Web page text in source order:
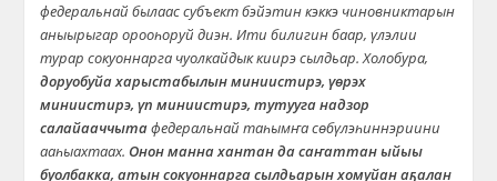
федеральнай былаас субъект бэйэтин кэккэ чиновниктарын
аныырыгар орооһоруй диэн. Ити билигин баар, үлэлии
турар сокуоннарга чуолкайдык киирэ сылдьар. Холобура,
доруобуйа харыстабылын миниистирэ, үөрэх
миниистирэ, үп миниистирэ, тутууга надзор
салайааччытафедеральнай таһымҥа сөбүлэһиннэриини
ааһыахтаах. Онон манна хантан да саҥаттан ыйыы
буолбакка, атын сокуоннарга сылдьарын хомуйан аҕалан